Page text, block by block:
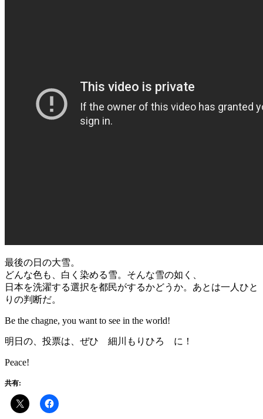
最後の日の大雪。
どんな色も、白く染める雪。そんな雪の如く、
日本を洗濯する選択を都民がするかどうか。あとは一人ひと
りの判断だ。
Be the chagne, you want to see in the world!
明日の、投票は、ぜひ 細川もりひろ に！
Peace!
共有: